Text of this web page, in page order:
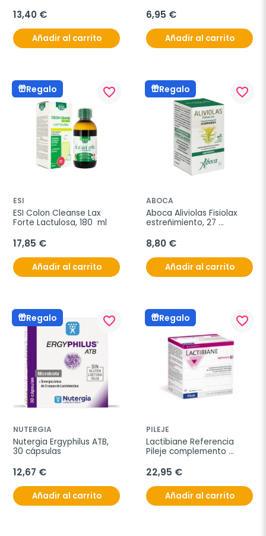
13,40 €
Añadir al carrito
6,95 €
Añadir al carrito
Regalo favorite_border
ESI
ESI Colon Cleanse Lax
Forte Lactulosa, 180  ml
17,85 €
Añadir al carrito
Regalo favorite_border
ABOCA
Aboca Aliviolas Fisiolax
estreñimiento, 27
8,80 €
Añadir al carrito
Regalo favorite_border
NUTERGIA
Nutergia Ergyphilus ATB,
30 cápsulas
12,67 €
Añadir al carrito
Regalo favorite_border
PILEJE
Lactibiane Referencia
Pileje complemento
22,95 €
Añadir al carrito